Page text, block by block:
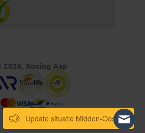
2026, Koning Aap
Update situatie Midden-Oosten